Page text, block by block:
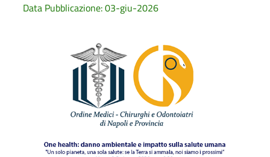
Data Pubblicazione: 03-giu-2026